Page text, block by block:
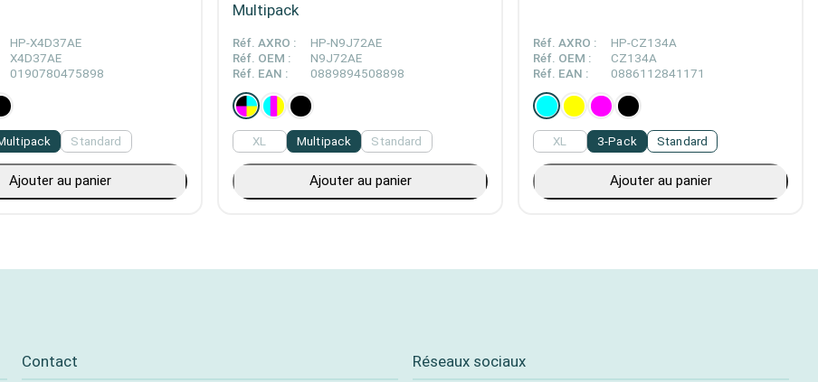
HP-X4D37AE
X4D37AE
0190780475898
Standard
Ajouter au panier
Multipack
Réf. AXRO :
HP-N9J72AE
Réf. OEM :
N9J72AE
Réf. EAN :
0889894508898
Multipack
XL Standard
Ajouter au panier
Réf. AXRO :
HP-CZ134A
Réf. OEM :
CZ134A
Réf. EAN :
0886112841171
3-Pack
XL Standard
Ajouter au panier
Contact Réseaux sociaux